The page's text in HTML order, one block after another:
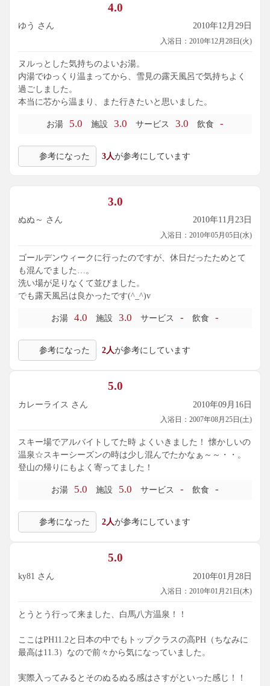
4.0
ゆう さん 2010年12月29日
入浴日：2010年12月28日(火)
ヌルっとした気持ちのよいお湯。
内湯でゆっくり温まってから、雪見の露天風呂で気持ちよく
過ごしました。
本当に芯から温まり、また行きたいと思いました。
お湯 5.0 施設 3.0 サービス 3.0 飲食 -
参考になった 3人が参考にしています
3.0
ぬぬ～ さん 2010年11月23日
入浴日：2010年05月05日(水)
ゴールデンウィークに行ったのですが、休日だったためとて
も混んでました…。
洗い場が足りなくて並びました。
でも露天風呂は良かったです(^_^)v
お湯 4.0 施設 3.0 サービス - 飲食 -
参考になった 2人が参考にしています
5.0
カレーライス さん 2010年09月16日
入浴日：2007年08月25日(土)
スキー場でアルバイトしてた時 よくいきました！ 懐かしいの
温泉☆スキーシーズンの時は少し混んでたかなぁ～～・・。
登山の帰りにもよく寄ってました！
お湯 5.0 施設 5.0 サービス - 飲食 -
参考になった 2人が参考にしています
5.0
ky81 さん 2010年01月28日
入浴日：2010年01月21日(木)
とうとう行って来ました、白馬八方温泉！！
ここはPH11.2と日本の中でもトップクラスの高PH（ちなみに
最高は11.3）なので前々から気になっていました。
実際入ってみるとそのぬるぬる感はさすがといった感じ！！